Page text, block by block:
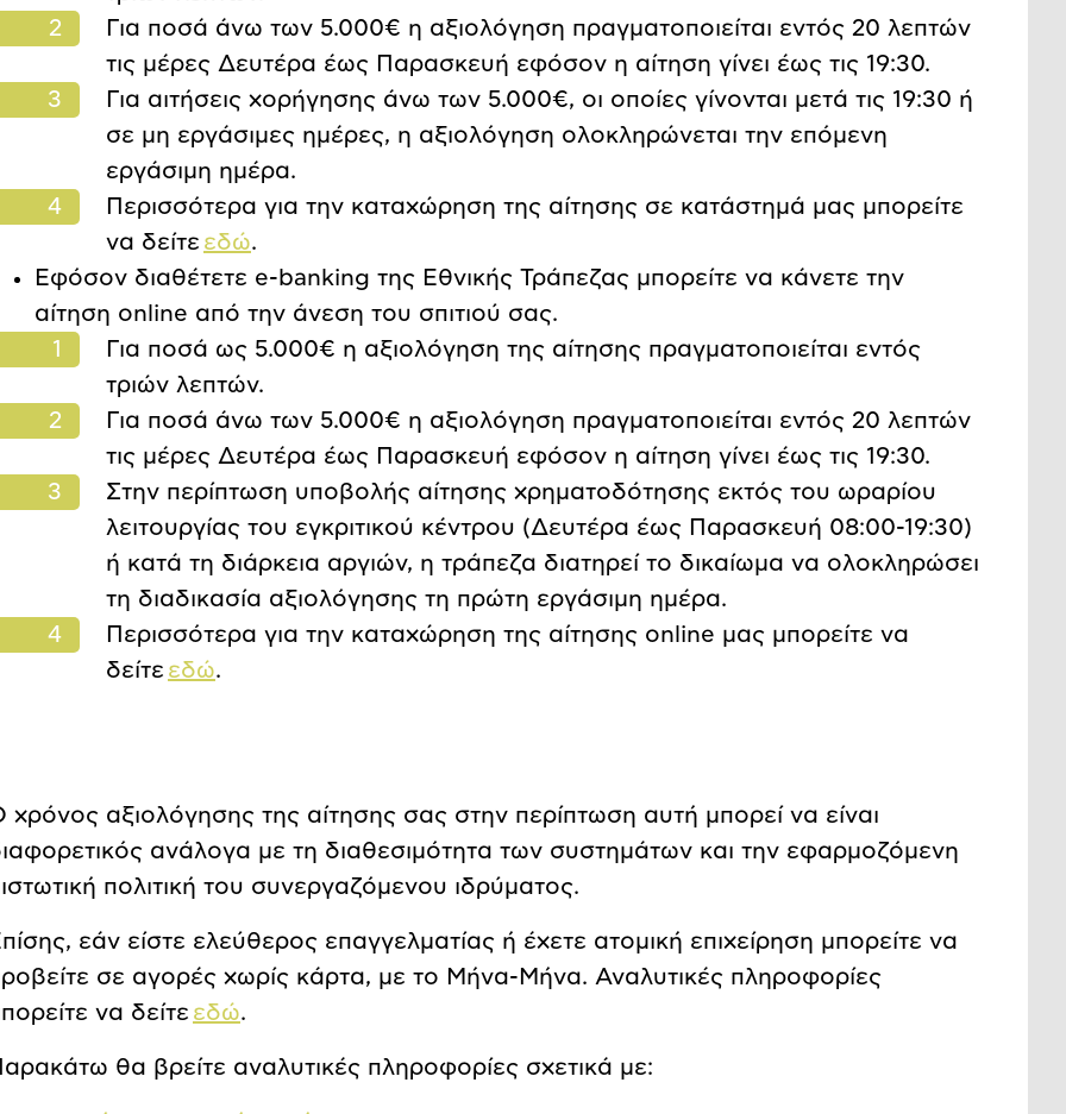
Για ποσά άνω των 5.000€ η αξιολόγηση πραγματοποιείται εντός 20 λεπτών
τις μέρες Δευτέρα έως Παρασκευή εφόσον η αίτηση γίνει έως τις 19:30.
Για αιτήσεις χορήγησης άνω των 5.000€, οι οποίες γίνονται μετά τις 19:30 ή
σε μη εργάσιμες ημέρες, η αξιολόγηση ολοκληρώνεται την επόμενη
εργάσιμη ημέρα.
Περισσότερα για την καταχώρηση της αίτησης σε κατάστημά μας μπορείτε
να δείτε εδώ.
Εφόσον διαθέτετε e-banking της Εθνικής Τράπεζας μπορείτε να κάνετε την
αίτηση online από την άνεση του σπιτιού σας.
Για ποσά ως 5.000€ η αξιολόγηση της αίτησης πραγματοποιείται εντός
τριών λεπτών.
Για ποσά άνω των 5.000€ η αξιολόγηση πραγματοποιείται εντός 20 λεπτών
τις μέρες Δευτέρα έως Παρασκευή εφόσον η αίτηση γίνει έως τις 19:30.
Στην περίπτωση υποβολής αίτησης χρηματοδότησης εκτός του ωραρίου
λειτουργίας του εγκριτικού κέντρου (Δευτέρα έως Παρασκευή 08:00-19:30)
ή κατά τη διάρκεια αργιών, η τράπεζα διατηρεί το δικαίωμα να ολοκληρώσει
τη διαδικασία αξιολόγησης τη πρώτη εργάσιμη ημέρα.
Περισσότερα για την καταχώρηση της αίτησης online μας μπορείτε να
δείτε εδώ.
χρόνος αξιολόγησης της αίτησης σας στην περίπτωση αυτή μπορεί να είναι
ανάλογα με τη διαθεσιμότητα των συστημάτων και την εφαρμοζόμενη
πολιτική του συνεργαζόμενου ιδρύματος.
εάν είστε ελεύθερος επαγγελματίας ή έχετε ατομική επιχείρηση μπορείτε να
σε αγορές χωρίς κάρτα, με το Μήνα-Μήνα. Αναλυτικές πληροφορίες
να δείτε εδώ.
θα βρείτε αναλυτικές πληροφορίες σχετικά με: